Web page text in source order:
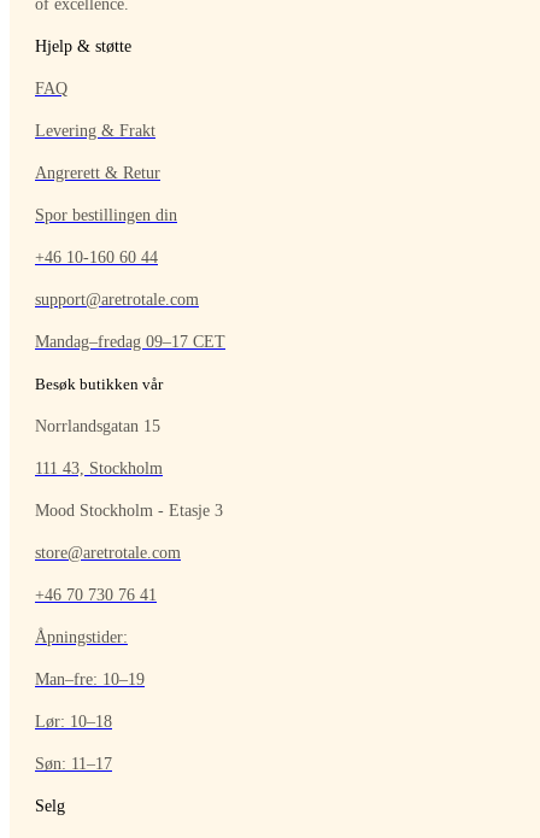
of excellence.
Hjelp & støtte
FAQ
Levering & Frakt
Angrerett & Retur
Spor bestillingen din
+46 10-160 60 44
support@aretrotale.com
Mandag–fredag 09–17 CET
Besøk butikken vår
Norrlandsgatan 15
111 43, Stockholm
Mood Stockholm - Etasje 3
store@aretrotale.com
+46 70 730 76 41
Åpningstider:
Man–fre: 10–19
Lør: 10–18
Søn: 11–17
Selg